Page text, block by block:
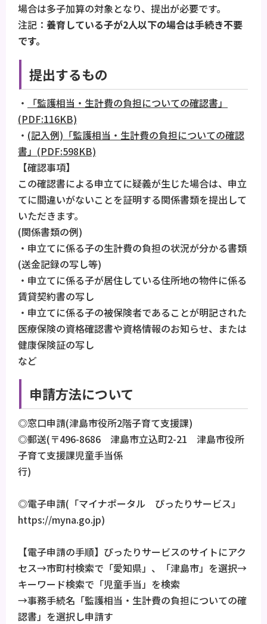
場合は多子加算の対象となり、提出が必要です。
注記： 養育している子が2人以下の場合は手続き不要
です。
提出するもの
・
「監護相当・生計費の負担についての確認書」
(PDF:116KB)
・ (記入例)「監護相当・生計費の負担についての確認
書」(PDF:598KB)
【確認事項】
この確認書による申立てに疑義が生じた場合は、申立
てに間違いがないことを証明する関係書類を提出して
いただきます。
(関係書類の例)
・申立てに係る子の生計費の負担の状況が分かる書類
(送金記録の写し等)
・申立てに係る子が居住している住所地の物件に係る
賃貸契約書の写し
・申立てに係る子の被保険者であることが明記された
医療保険の資格確認書や資格情報のお知らせ、または
健康保険証の写し
など
申請方法について
◎窓口申請(津島市役所2階子育て支援課)
◎郵送(〒496-8686 津島市立込町2-21 津島市役所
子育て支援課児童手当係
行)
◎電子申請(「マイナポータル ぴったりサービス」
https://myna.go.jp)
【電子申請の手順】ぴったりサービスのサイトにアク
セス→市町村検索で「愛知県」、「津島市」を選択→
キーワード検索で「児童手当」を検索
→事務手続名「監護相当・生計費の負担についての確
認書」を選択し申請す